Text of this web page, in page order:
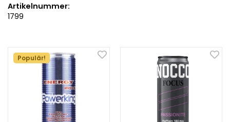
Artikelnummer:
1799
Populär!